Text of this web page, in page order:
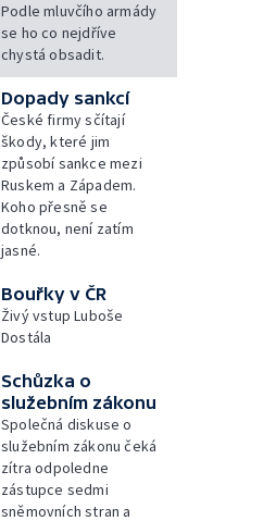
Podle mluvčího armády
se ho co nejdříve
chystá obsadit.
Dopady sankcí
České firmy sčítají
škody, které jim
způsobí sankce mezi
Ruskem a Západem.
Koho přesně se
dotknou, není zatím
jasné.
Bouřky v ČR
Živý vstup Luboše
Dostála
Schůzka o
služebním zákonu
Společná diskuse o
služebním zákonu čeká
zítra odpoledne
zástupce sedmi
sněmovních stran a